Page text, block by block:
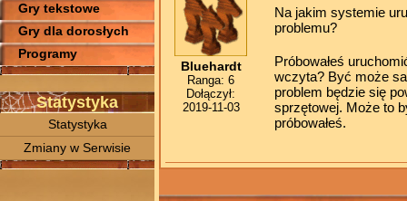
Gry tekstowe
Gry dla dorosłych
Programy
Statystyka
Statystyka
Zmiany w Serwisie
Bluehardt
Ranga: 6
Dołączył:
2019-11-03
Na jakim systemie
problemu?
Próbowałeś
wczyta? Być może
problem będzie się
sprzętowej. Może to
próbowałeś.